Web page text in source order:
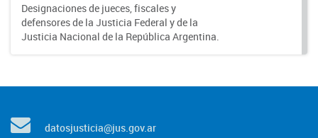
Designaciones de jueces, fiscales y
defensores de la Justicia Federal y de la
Justicia Nacional de la República Argentina.
datosjusticia@jus.gov.ar